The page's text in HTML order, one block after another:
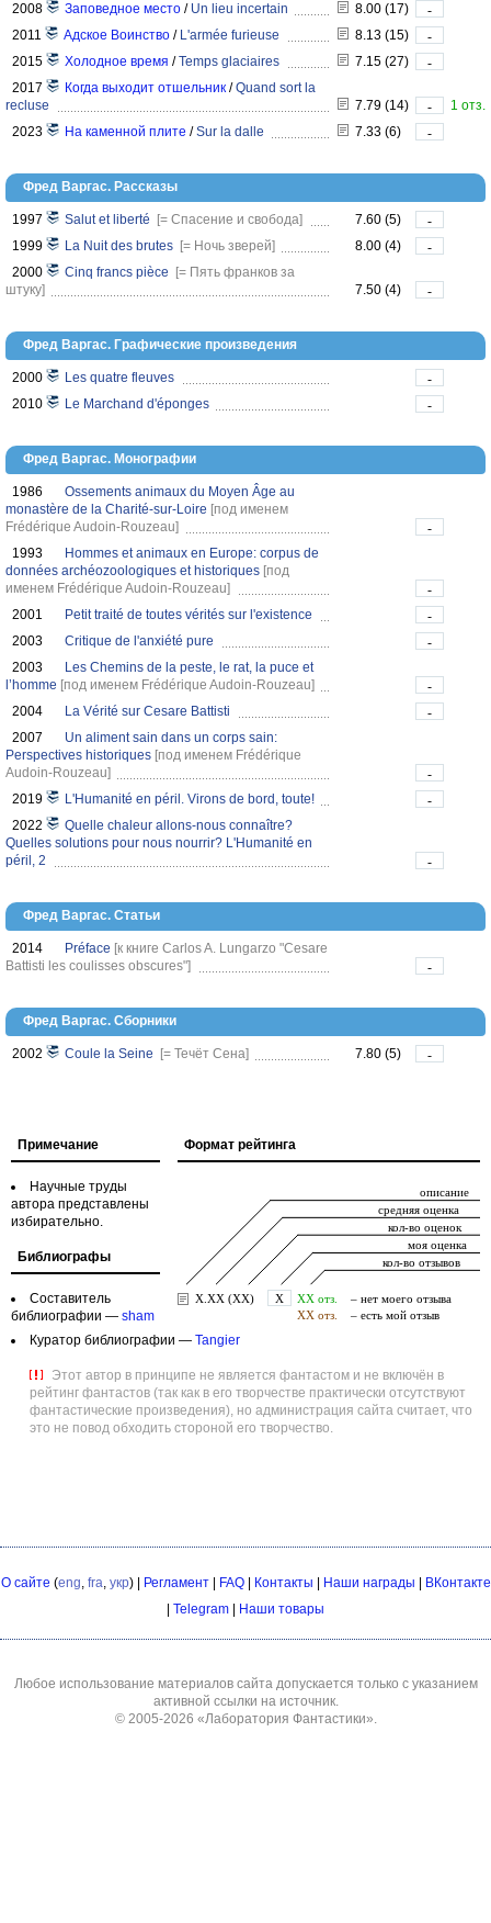
2008
Заповедное место / Un lieu incertain 8.00 (17)
-
2011
Адское Воинство / L'armée furieuse 8.13 (15)
-
2015
Холодное время /Temps glaciaires 7.15 (27)
-
2017
Когда выходит отшельник /Quand sort la
recluse
7.79 (14) -
1 отз.
2023
На каменной плите /Sur la dalle 7.33 (6) -
Фред Варгас. Рассказы
1997 Salut et liberté [= Спасение и свобода] 7.60 (5)
-
1999
La Nuit des brutes [= Ночь зверей] 8.00 (4)
-
2000
Cinq francs pièce
[= Пять франков за
штуку]
7.50 (4) -
Фред Варгас. Графические произведения
2000 Les quatre fleuves
-
2010
Le Marchand d'éponges -
Фред Варгас. Монографии
1986
Ossements animaux du Moyen Âge au
monastère de la Charité-sur-Loire [под именем
Frédérique Audoin-Rouzeau]
-
1993
Hommes et animaux en Europe: corpus de
données archéozoologiques et historiques [под
именем Frédérique Audoin-Rouzeau]
-
2001
Petit traité de toutes vérités sur l'existence
-
2003
Critique de l'anxiété pure
-
2003
Les Chemins de la peste, le rat, la puce et
l’homme [под именем Frédérique Audoin-Rouzeau]
-
2004
La Vérité sur Cesare Battisti
-
2007
Un aliment sain dans un corps sain:
Perspectives historiques [под именем Frédérique
Audoin-Rouzeau]
-
2019
L'Humanité en péril. Virons de bord, toute!
-
2022
Quelle chaleur allons-nous connaître?
Quelles solutions pour nous nourrir? L'Humanité en
péril, 2
-
Фред Варгас. Статьи
2014 Préface [к книге Carlos A. Lungarzo "Cesare
Battisti les coulisses obscures"]
-
Фред Варгас. Сборники
2002 Coule la Seine [= Течёт Сена] 7.80 (5) -
Формат рейтинга
Примечание
Научные труды
автора представлены
избирательно.
Библиографы
Составитель
библиографии — sham
Куратор библиографии — Tangier
Этот автор в принципе не является фантастом и не включён в
рейтинг фантастов (так как в его творчестве практически отсутствуют
фантастические произведения), но администрация сайта считает, что
это не повод обходить стороной его творчество.
О сайте (eng, fra, укр) | Регламент| FAQ| Контакты Наши награды
ВКонтакте
Telegram Наши товары
Любое использование материалов сайта допускается только с указанием
активной ссылки на источник.
© 2005-2026 «Лаборатория Фантастики».